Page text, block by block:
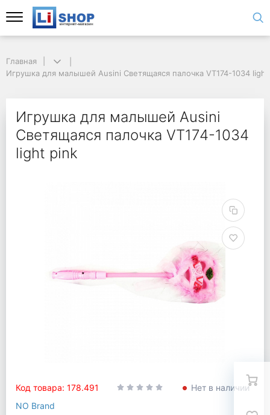
Главная
Игрушка для малышей Ausini Светящаяся палочка VT174-1034
Игрушка для малышей Ausini
Светящаяся палочка VT174-1034
light pink
Код товара: 178.491
Нет в наличии
NO Brand